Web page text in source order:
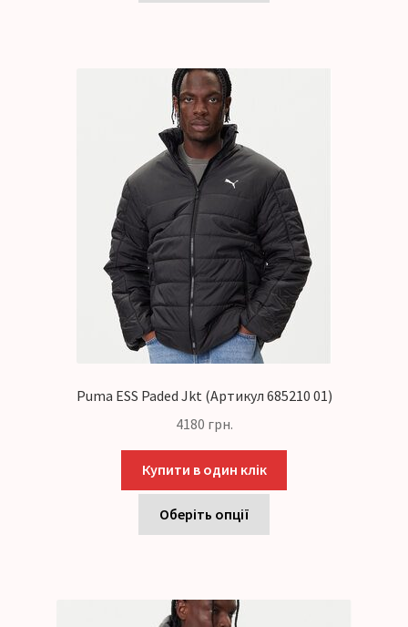
Puma ESS Paded Jkt (Артикул 685210 01)
4180 грн.
Купити в один клік
Оберіть опції